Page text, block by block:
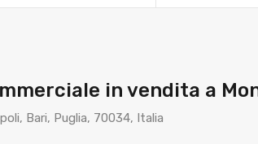
in vendita a
Bari, Puglia, 70034, Italia